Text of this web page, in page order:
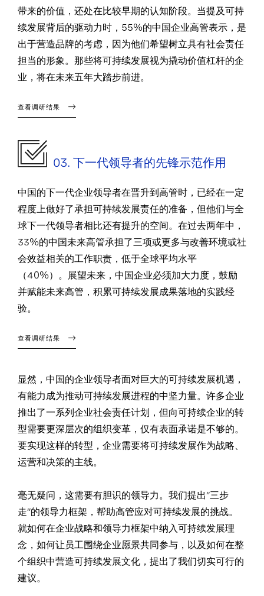
带来的价值，还处在比较早期的认知阶段。当提及可持
续发展背后的驱动力时，55%的中国企业高管表示，是
出于营造品牌的考虑，因为他们希望树立具有社会责任
担当的形象。那些将可持续发展视为撬动价值杠杆的企
业，将在未来五年大踏步前进。
查看调研结果
03. 下一代领导者的先锋示范作用
中国的下一代企业领导者在晋升到高管时，已经在一定
程度上做好了承担可持续发展责任的准备，但他们与全
球下一代领导者相比还有提升的空间。在过去两年中，
33%的中国未来高管承担了三项或更多与改善环境或社
会效益相关的工作职责，低于全球平均水平
（40%）。展望未来，中国企业必须加大力度，鼓励
并赋能未来高管，积累可持续发展成果落地的实践经
验。
查看调研结果
显然，中国的企业领导者面对巨大的可持续发展机遇，
有能力成为推动可持续发展进程的中坚力量。许多企业
推出了一系列企业社会责任计划，但向可持续企业的转
型需要更深层次的组织变革，仅有表面承诺是不够的。
要实现这样的转型，企业需要将可持续发展作为战略、
运营和决策的主线。
毫无疑问，这需要有胆识的领导力。我们提出“三步
走”的领导力框架，帮助高管应对可持续发展的挑战。
就如何在企业战略和领导力框架中纳入可持续发展理
念，如何让员工围绕企业愿景共同参与，以及如何在整
个组织中营造可持续发展文化，提出了我们切实可行的
建议。